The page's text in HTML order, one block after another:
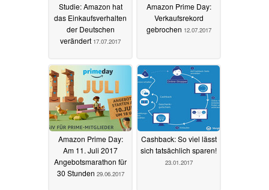
Studie: Amazon hat
das Einkaufsverhalten
der Deutschen
verändert 17.07.2017
Amazon Prime Day:
Verkaufsrekord
gebrochen 12.07.2017
Amazon Prime Day:
Am 11. Juli 2017
Angebotsmarathon für
30 Stunden 29.06.2017
Cashback: So viel lässt
sich tatsächlich sparen!
23.01.2017